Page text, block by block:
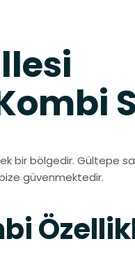
bir bölgedir. Gültepe
güvenmektedir.